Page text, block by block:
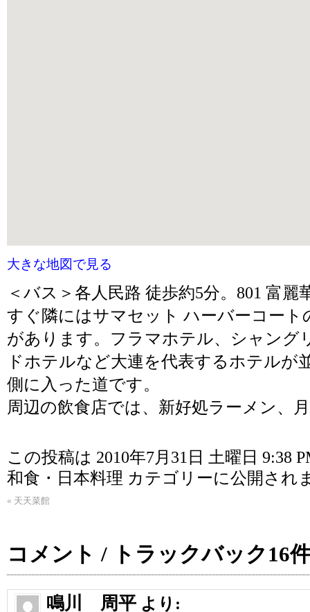
大きな地図で見る
＜バス＞各人民路 徒歩約5分。801 富麗
すぐ隣にはサマセット ハーバーコート
があります。 フラマホテル、 シャング
ドホテルなど大連を代表するホテルが
側に入った道です。
周辺の飲食店では、 新好処ラーメン、
この投稿は 2010年7月31日 土曜日 9:38
和食・日本料理 カテゴリーに公開され
« 天天菜館
コメント / トラックバック16
鳴川 周平 より: